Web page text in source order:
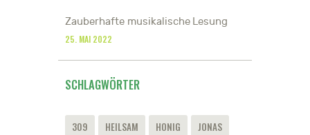
Zauberhafte musikalische Lesung
25. MAI 2022
SCHLAGWÖRTER
309 HEILSAM HONIG
JONAS